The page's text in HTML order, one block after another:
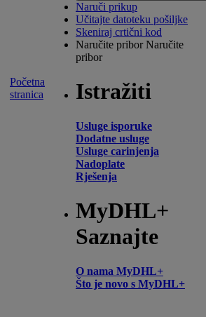
Početna
stranica
Naruči prikup
Učitajte datoteku pošiljke
Skeniraj crtični kod
Naručite priborNaručite
pribor
Istražiti
Usluge isporuke
Dodatne usluge
Usluge carinjenja
Nadoplate
Rješenja
MyDHL+
Saznajte
O nama MyDHL+
Što je novo s MyDHL+